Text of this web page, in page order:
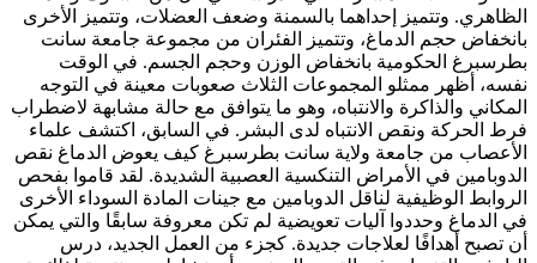
الظاهري. وتتميز إحداهما بالسمنة وضعف العضلات، وتتميز الأخرى
بانخفاض حجم الدماغ، وتتميز الفئران من مجموعة جامعة سانت
بطرسبرغ الحكومية بانخفاض الوزن وحجم الجسم. في الوقت
نفسه، أظهر ممثلو المجموعات الثلاث صعوبات معينة في التوجه
المكاني والذاكرة والانتباه، وهو ما يتوافق مع حالة مشابهة لاضطراب
فرط الحركة ونقص الانتباه لدى البشر. في السابق، اكتشف علماء
الأعصاب من جامعة ولاية سانت بطرسبرغ كيف يعوض الدماغ نقص
الدوبامين في الأمراض التنكسية العصبية الشديدة. لقد قاموا بفحص
الروابط الوظيفية لناقل الدوبامين مع جينات المادة السوداء الأخرى
في الدماغ وحددوا آليات تعويضية لم تكن معروفة سابقًا والتي يمكن
أن تصبح أهدافًا لعلاجات جديدة. كجزء من العمل الجديد، درس